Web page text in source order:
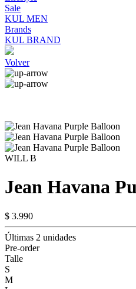
Sale
KUL MEN
Brands
KUL BRAND
Volver
WILL B
Jean Havana
$ 3.990
Últimas 2 unidades
Pre-order
Talle
S
M